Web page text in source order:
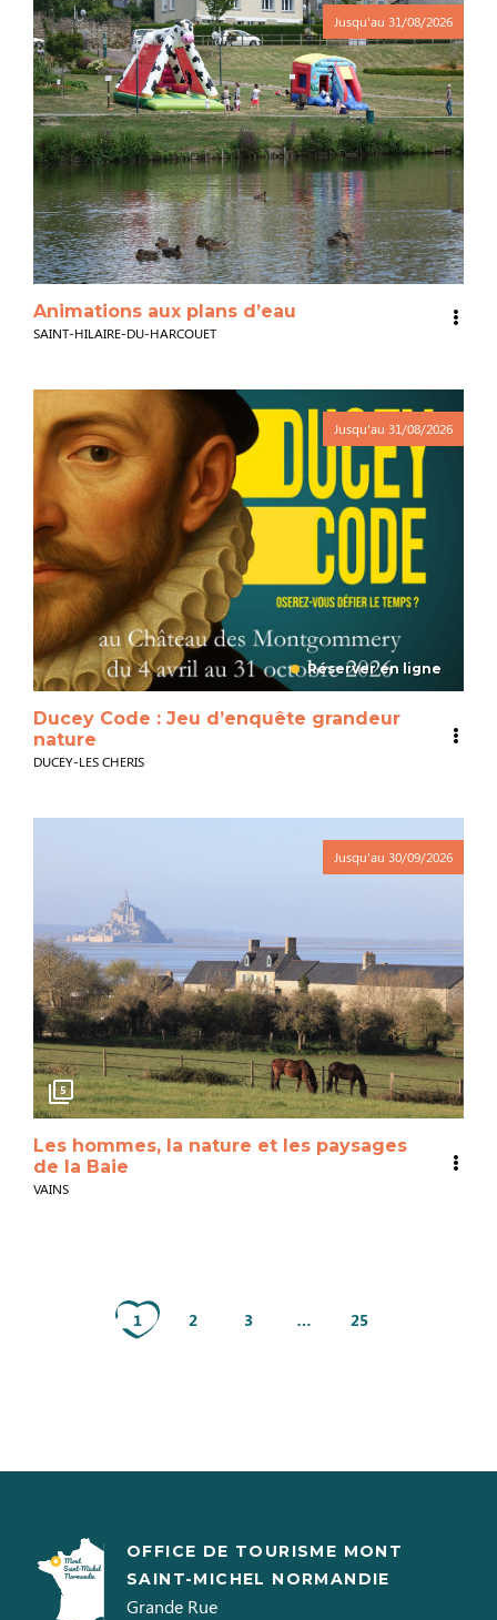
Jusqu'au 31/08/2026
Animations aux plans d’eau
SAINT-HILAIRE-DU-HARCOUET
Jusqu'au 31/08/2026
Réserver en ligne
Ducey Code : Jeu d’enquête grandeur
nature
DUCEY-LES CHERIS
Jusqu'au 30/09/2026
5
Les hommes, la nature et les paysages
de la Baie
VAINS
1 2 3 … 25
OFFICE DE TOURISME MONT
SAINT-MICHEL NORMANDIE
Grande Rue